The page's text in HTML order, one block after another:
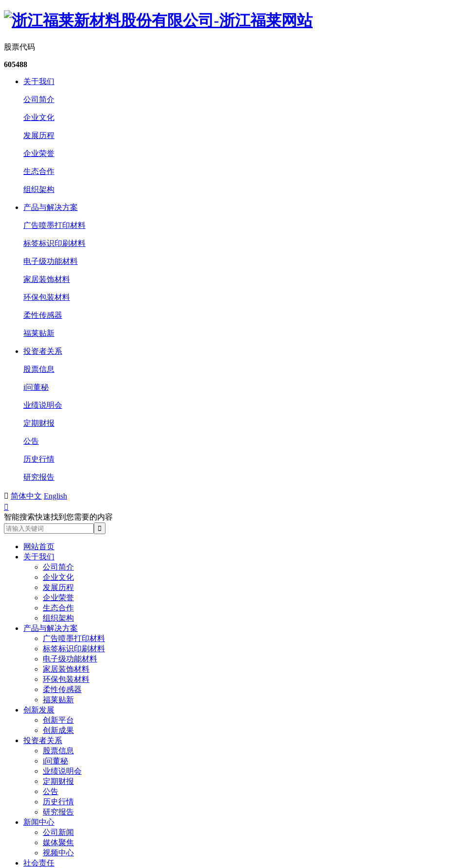
股票代码
605488
关于我们
公司简介
企业文化
发展历程
企业荣誉
生态合作
组织架构
产品与解决方案
广告喷墨打印材料
标签标识印刷材料
电子级功能材料
家居装饰材料
环保包装材料
柔性传感器
福莱贴新
投资者关系
股票信息
i问董秘
业绩说明会
定期财报
公告
历史行情
研究报告
 简体中文 English

智能搜索快速找到您需要的内容
网站首页
关于我们
公司简介
企业文化
发展历程
企业荣誉
生态合作
组织架构
产品与解决方案
广告喷墨打印材料
标签标识印刷材料
电子级功能材料
家居装饰材料
环保包装材料
柔性传感器
福莱贴新
创新发展
创新平台
创新成果
投资者关系
股票信息
i问董秘
业绩说明会
定期财报
公告
历史行情
研究报告
新闻中心
公司新闻
媒体聚焦
视频中心
社会责任